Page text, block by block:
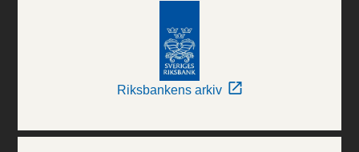
Riksbankens arkiv